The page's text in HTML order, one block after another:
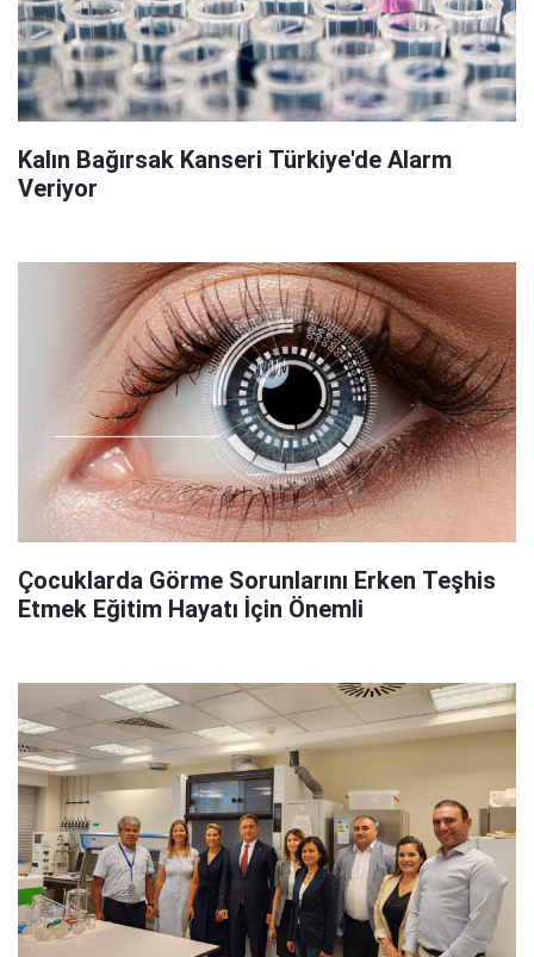
Kalın Bağırsak Kanseri Türkiye'de Alarm
Veriyor
Çocuklarda Görme Sorunlarını Erken Teşhis
Etmek Eğitim Hayatı İçin Önemli